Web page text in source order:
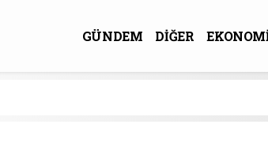
GÜNDEM DİĞER